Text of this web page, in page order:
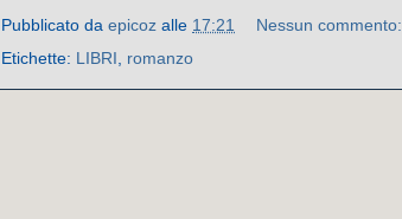
Pubblicato da epicoz alle 17:21
Nessun commento:
Etichette: LIBRI , romanzo